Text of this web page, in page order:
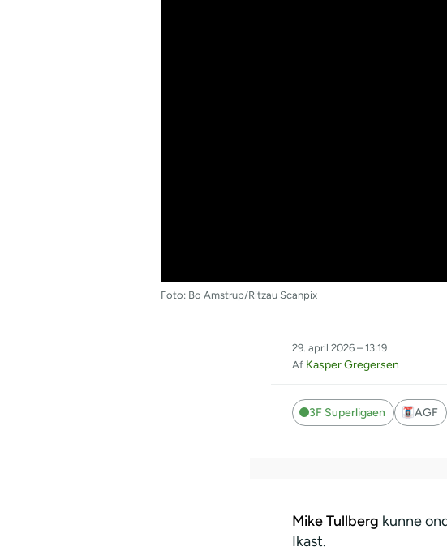
Foto: Bo Amstrup/Ritzau Scanpix
29. april 2026 – 13:19
Af Kasper Gregersen
3F Superligaen AGF
Mike Tullberg kunne
Ikast.